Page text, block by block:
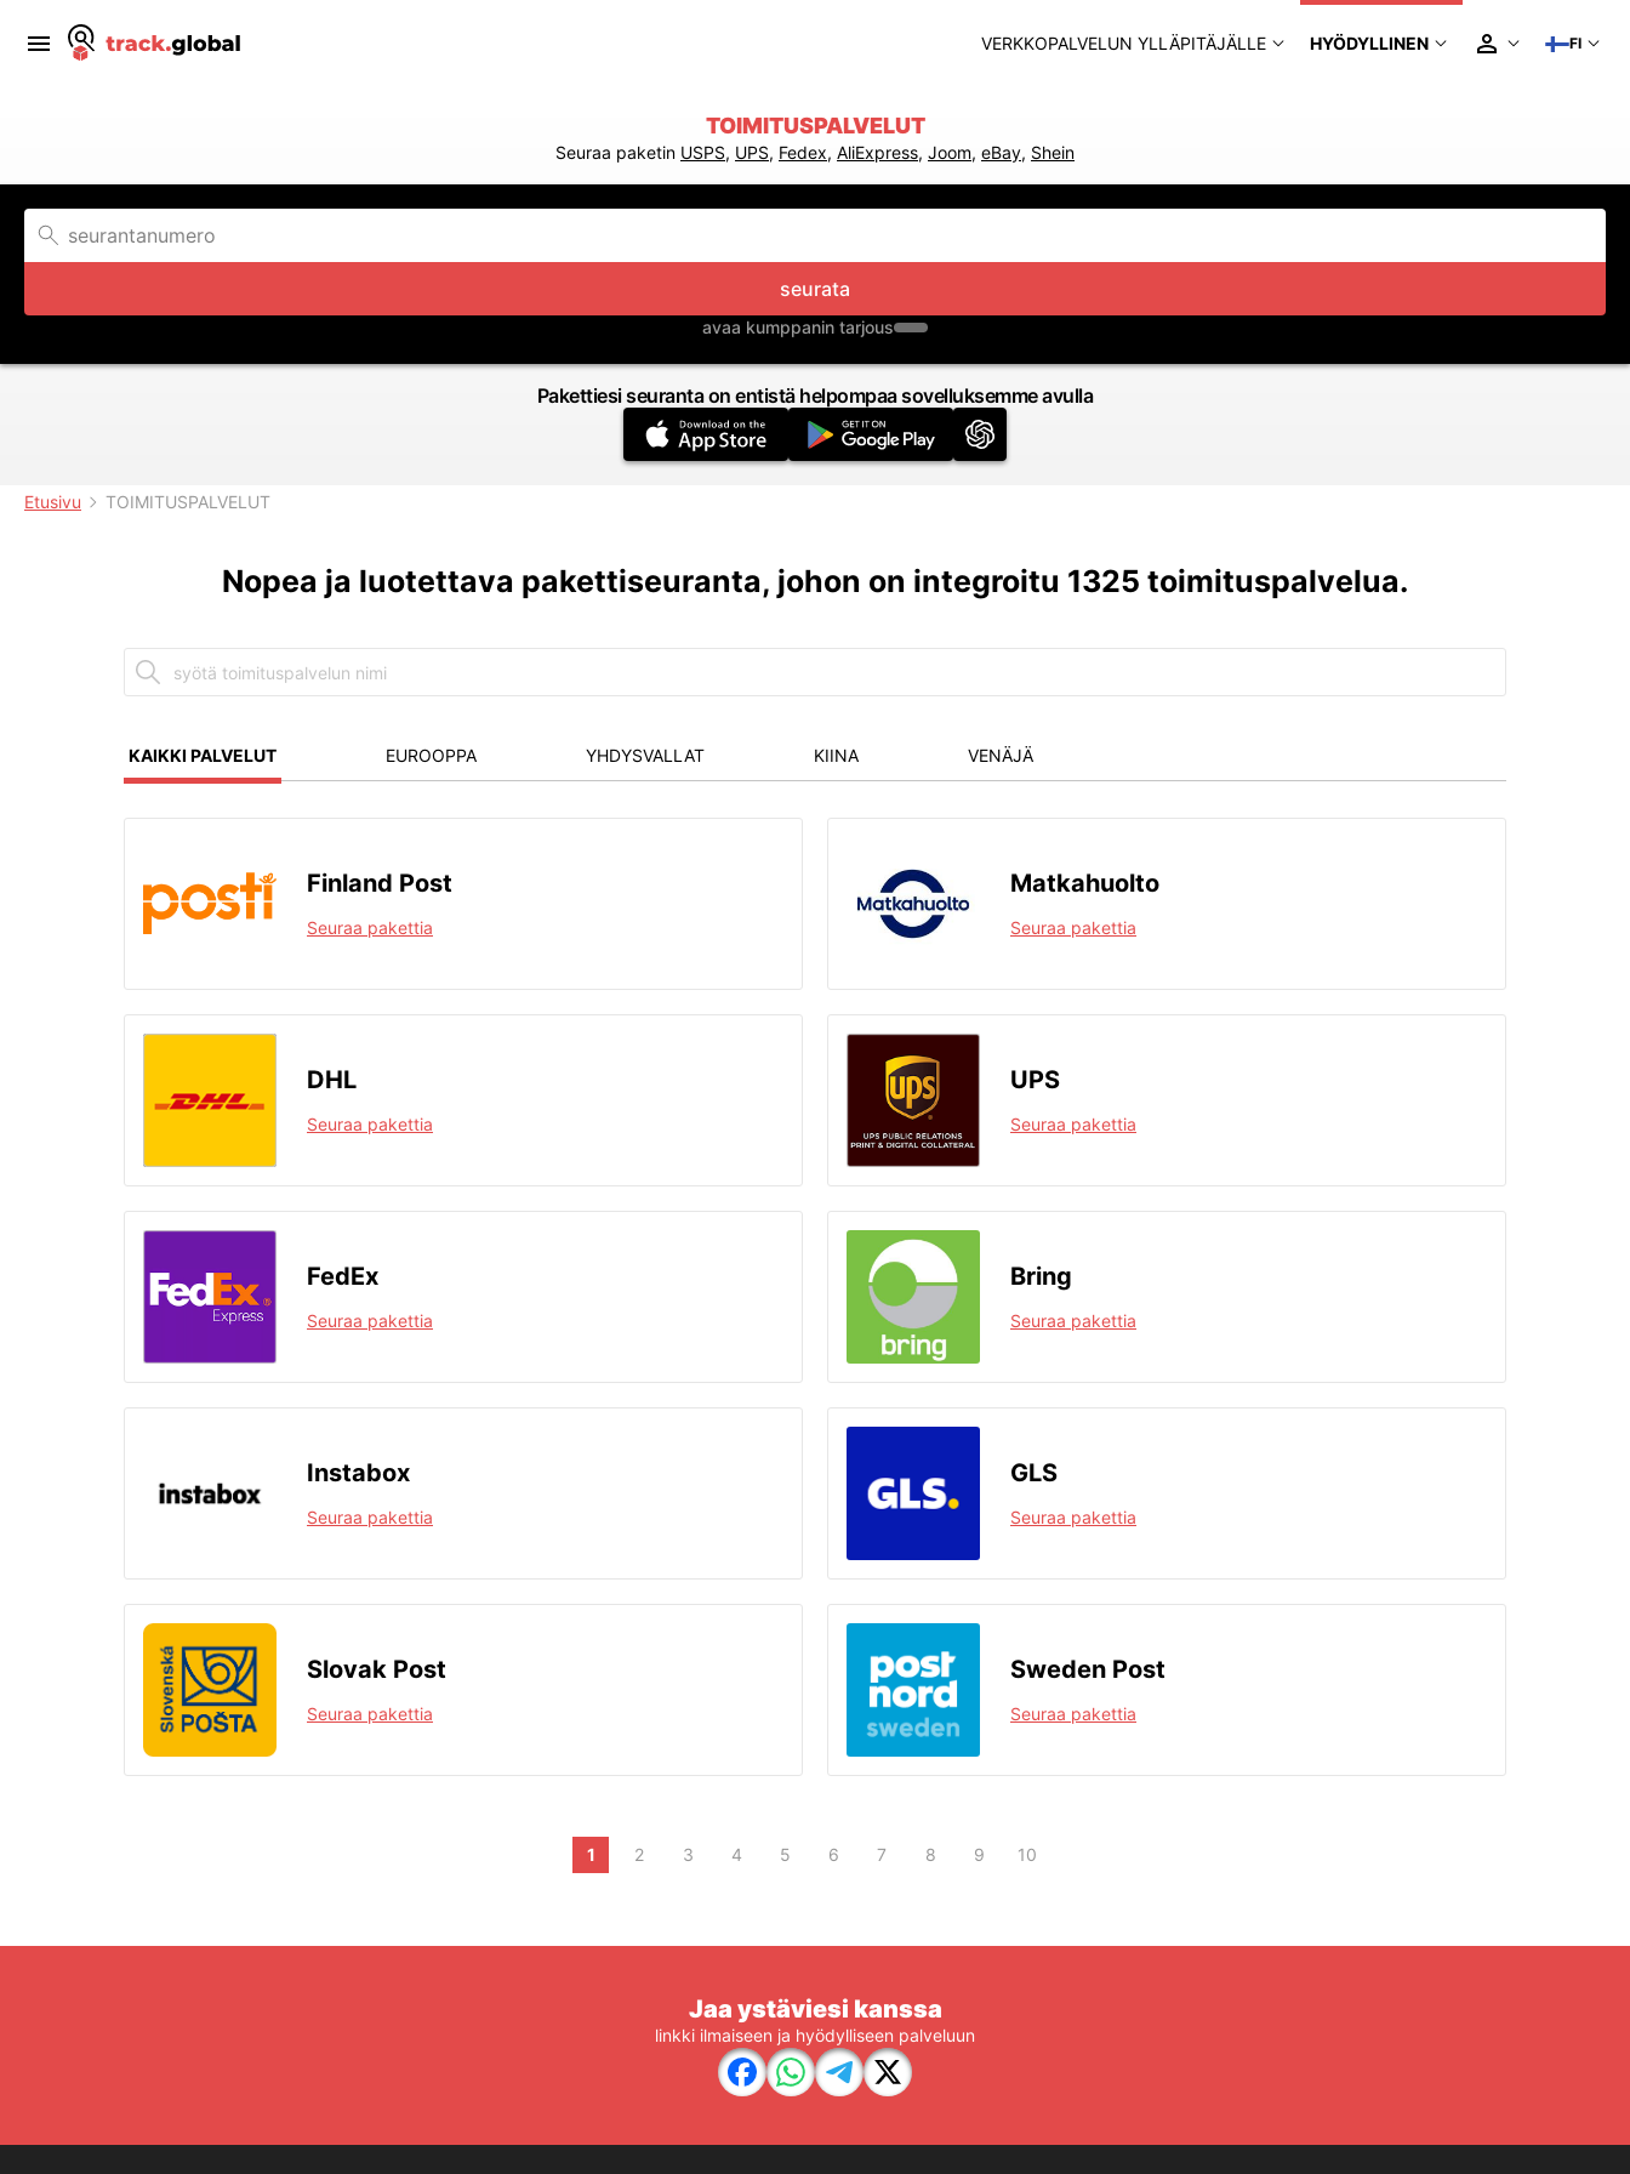
VERKKOPALVELUN YLLÄPITÄJÄLLE HYÖDYLLINEN FI
TOIMITUSPALVELUT
Seuraa paketin USPS, UPS, Fedex, AliExpress, Joom, eBay, Shein
seurata
avaa kumppanin tarjous
Pakettiesi seuranta on entistä helpompaa sovelluksemme avulla
Etusivu TOIMITUSPALVELUT
Nopea ja luotettava pakettiseuranta, johon on integroitu 1325 toimituspalvelua.
KAIKKI PALVELUT EUROOPPA YHDYSVALLAT KIINA VENÄJÄ
Finland Post
Seuraa pakettia
Matkahuolto
Seuraa pakettia
DHL
Seuraa pakettia
UPS
Seuraa pakettia
FedEx
Seuraa pakettia
Bring
Seuraa pakettia
Instabox
Seuraa pakettia
GLS
Seuraa pakettia
Slovak Post
Seuraa pakettia
Sweden Post
Seuraa pakettia
1 2 3 4 5 6 7 8 9 10
Jaa ystäviesi kanssa
linkki ilmaiseen ja hyödylliseen palveluun